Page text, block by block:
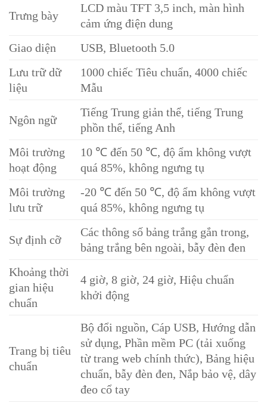
Trưng bày
LCD màu TFT 3,5 inch, màn hình
cảm ứng điện dung
Giao diện
USB, Bluetooth 5.0
Lưu trữ dữ
liệu
1000 chiếc Tiêu chuẩn, 4000 chiếc
Mẫu
Ngôn ngữ
Tiếng Trung giản thể, tiếng Trung
phồn thể, tiếng Anh
Môi trường
hoạt động
10 ℃ đến 50 ℃, độ ẩm không vượt
quá 85%, không ngưng tụ
Môi trường
lưu trữ
-20 ℃ đến 50 ℃, độ ẩm không vượt
quá 85%, không ngưng tụ
Sự định cỡ
Các thông số bảng trắng gắn trong,
bảng trắng bên ngoài, bẫy đèn đen
Khoảng thời
gian hiệu
chuẩn
4 giờ, 8 giờ, 24 giờ, Hiệu chuẩn
khởi động
Trang bị tiêu
chuẩn
Bộ đổi nguồn, Cáp USB, Hướng dẫn
sử dụng, Phần mềm PC (tải xuống
từ trang web chính thức), Bảng hiệu
chuẩn, bẫy đèn đen, Nắp bảo vệ, dây
đeo cổ tay